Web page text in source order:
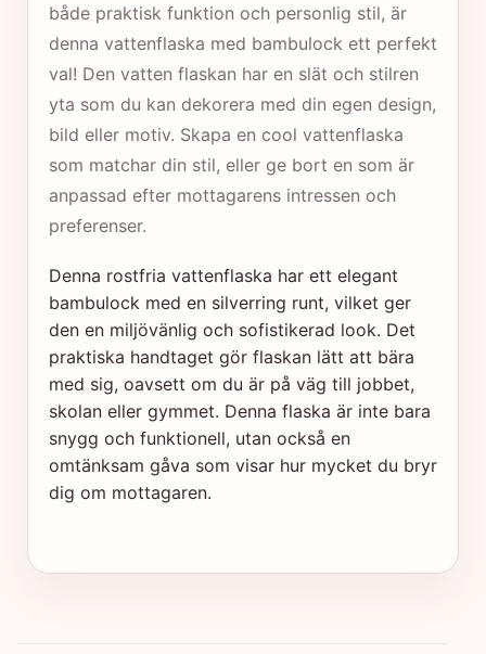
både praktisk funktion och personlig stil, är
denna vattenflaska med bambulock ett perfekt
val! Den vatten flaskan har en slät och stilren
yta som du kan dekorera med din egen design,
bild eller motiv. Skapa en cool vattenflaska
som matchar din stil, eller ge bort en som är
anpassad efter mottagarens intressen och
preferenser.
Denna rostfria vattenflaska har ett elegant
bambulock med en silverring runt, vilket ger
den en miljövänlig och sofistikerad look. Det
praktiska handtaget gör flaskan lätt att bära
med sig, oavsett om du är på väg till jobbet,
skolan eller gymmet. Denna flaska är inte bara
snygg och funktionell, utan också en
omtänksam gåva som visar hur mycket du bryr
dig om mottagaren.